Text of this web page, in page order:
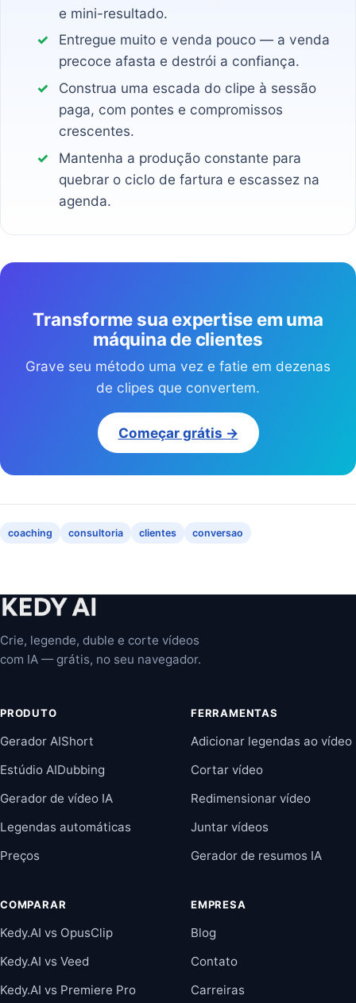
e mini-resultado.
Entregue muito e venda pouco — a venda
precoce afasta e destrói a confiança.
Construa uma escada do clipe à sessão
paga, com pontes e compromissos
crescentes.
Mantenha a produção constante para
quebrar o ciclo de fartura e escassez na
agenda.
Transforme sua expertise em uma
máquina de clientes
Grave seu método uma vez e fatie em dezenas
de clipes que convertem.
Começar grátis →
coaching consultoria clientes conversao
Crie, legende, duble e corte vídeos
com IA — grátis, no seu navegador.
PRODUTO
Gerador AIShort
Estúdio AIDubbing
Gerador de vídeo IA
Legendas automáticas
Preços
FERRAMENTAS
Adicionar legendas ao vídeo
Cortar vídeo
Redimensionar vídeo
Juntar vídeos
Gerador de resumos IA
COMPARAR
Kedy.AI vs OpusClip
Kedy.AI vs Veed
Kedy.AI vs Premiere Pro
EMPRESA
Blog
Contato
Carreiras